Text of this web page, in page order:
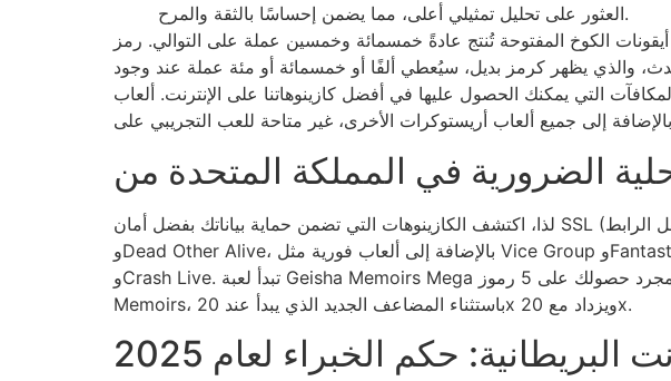
العثور على تحليل تمثيلي أعلى، مما يضمن إحساسًا بالثقة والمرح.
أيقونات الكوخ المفتوحة تُنتج عادةً خمسمائة وخمسين عملة على التوالي. رمز
والذي يظهر كرمز بديل، سيُعطي ألفًا أو خمسمائة أو مئة عملة عند وجود
التي يمكنك الحصول عليها في أفضل كازينوهاتنا على الإنترنت. ألعاب
لذا، اكتشف الكازينوهات التي تضمن حماية بياناتك بفضل أمان SSL (يجب قفل الرابط). يُعدّ NextGen Playing وWMS من بين التطبيقات التي تدعم ألعابًا مثل Starburst
وDead Other Alive، بالإضافة إلى ألعاب فورية مثل Vice Group وFantastic Big Scratcher. تتوفر العديد من اقتراحات الألعاب، بما في ذلك Monopoly Big Baller
وCrash Live. تبدأ لعبة Geisha Memoirs Mega الجديدة بالعمل بمجرد حصولك على 5 رموز Geisha مبعثر. والمثير للدهشة أن مكافآتها تُشبه تقريبًا أحدث مهارة في Geisha
Memoirs، باستثناء المضاعف الجديد الذي يبدأ عند 20x ويزداد مع 20x.
حكم الخبراء لعام 2025